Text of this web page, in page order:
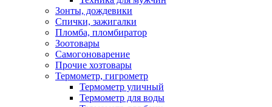
Зонты, дождевики
Спички, зажигалки
Пломба, пломбиратор
Зоотовары
Самогоноварение
Прочие хозтовары
Термометр, гигрометр
Термометр уличный
Термометр для воды